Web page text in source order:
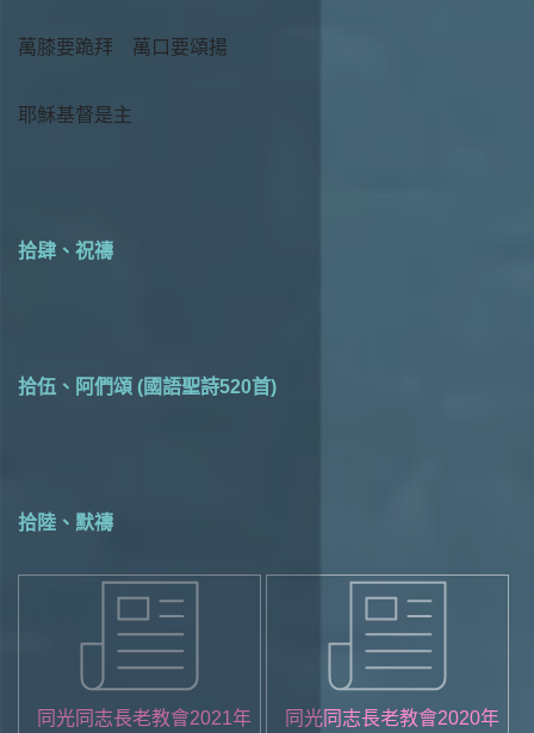
萬膝要跪拜 萬口要頌揚
耶穌基督是主
拾肆、祝禱
拾伍、阿們頌 (國語聖詩520首)
拾陸、默禱
同光同志長老教會2021年 同光同志長老教會2020年